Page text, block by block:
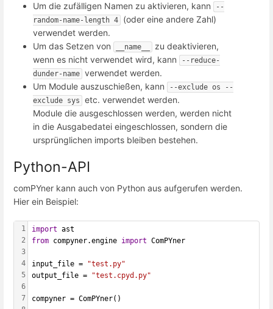
Um die zufälligen Namen zu aktivieren, kann
--
random-name-length 4
(oder eine andere Zahl)
verwendet werden.
Um das Setzen von
__name__
zu deaktivieren,
wenn es nicht verwendet wird, kann
--reduce-
dunder-name verwendet werden.
Um Module auszuschießen, kann
--exclude os --
exclude sys
etc. verwendet werden.
Module die ausgeschlossen werden, werden nicht
in die Ausgabedatei eingeschlossen, sondern die
ursprünglichen imports bleiben bestehen.
Python-API
comPYner kann auch von Python aus aufgerufen werden.
Hier ein Beispiel:
1
2
3
4
5
6
7
import ast
from compyner.engine import ComPYner
input_file =
"test.py"
output_file =
"test.cpyd.py"
compyner = ComPYner()